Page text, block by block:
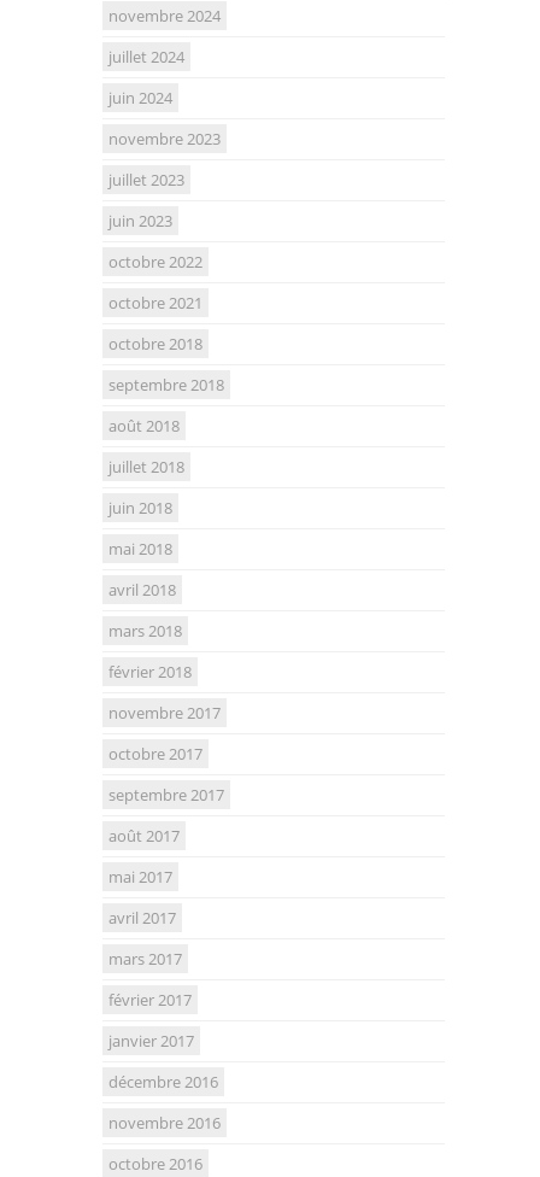
novembre 2024
juillet 2024
juin 2024
novembre 2023
juillet 2023
juin 2023
octobre 2022
octobre 2021
octobre 2018
septembre 2018
août 2018
juillet 2018
juin 2018
mai 2018
avril 2018
mars 2018
février 2018
novembre 2017
octobre 2017
septembre 2017
août 2017
mai 2017
avril 2017
mars 2017
février 2017
janvier 2017
décembre 2016
novembre 2016
octobre 2016